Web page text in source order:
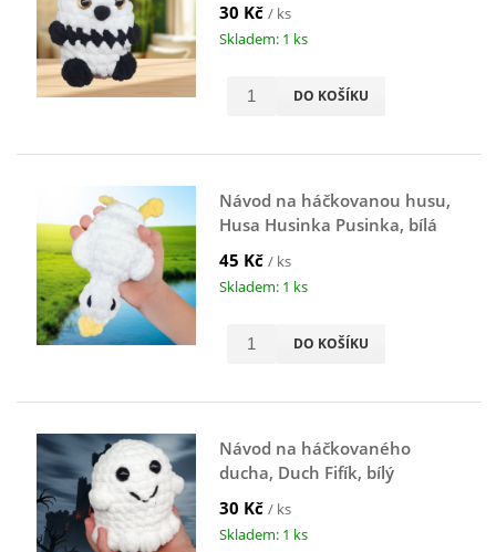
30 Kč / ks
Skladem: 1 ks
DO KOŠÍKU
Návod na háčkovanou husu,
Husa Husinka Pusinka, bílá
45 Kč / ks
Skladem: 1 ks
DO KOŠÍKU
Návod na háčkovaného
ducha, Duch Fifík, bílý
30 Kč / ks
Skladem: 1 ks